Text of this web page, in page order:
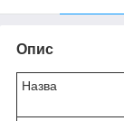
Опис
Назва